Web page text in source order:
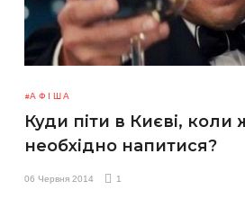
АФІША
Куди піти в Києві, коли
необхідно напитися?
06 Червня 2014 1